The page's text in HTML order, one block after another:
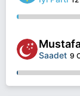
Saadet 9